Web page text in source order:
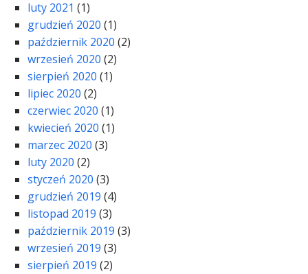
luty 2021 (1)
grudzień 2020 (1)
październik 2020 (2)
wrzesień 2020 (2)
sierpień 2020 (1)
lipiec 2020 (2)
czerwiec 2020 (1)
kwiecień 2020 (1)
marzec 2020 (3)
luty 2020 (2)
styczeń 2020 (3)
grudzień 2019 (4)
listopad 2019 (3)
październik 2019 (3)
wrzesień 2019 (3)
sierpień 2019 (2)